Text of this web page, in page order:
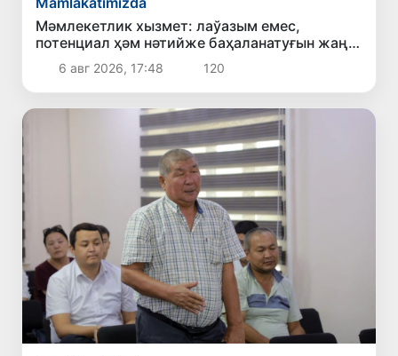
Мәмлекетлик хызмет: лаўазым емес,
потенциал ҳәм нәтийже баҳаланатуғын жаңа
дәўир6 авг 2026, 17:48 120